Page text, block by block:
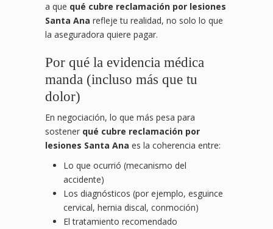
a que qué cubre reclamación por lesiones
Santa Ana refleje tu realidad, no solo lo que
la aseguradora quiere pagar.
Por qué la evidencia médica
manda (incluso más que tu
dolor)
En negociación, lo que más pesa para
sostener qué cubre reclamación por
lesiones Santa Ana es la coherencia entre:
Lo que ocurrió (mecanismo del
accidente)
Los diagnósticos (por ejemplo, esguince
cervical, hernia discal, conmoción)
El tratamiento recomendado